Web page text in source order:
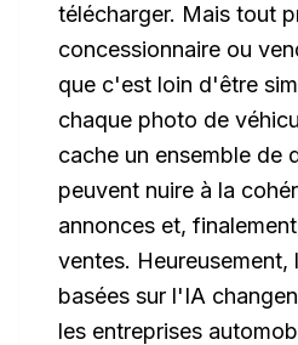
télécharger. Mais tout
concessionnaire ou
que c'est loin d'être
chaque photo de
cache un ensemble de
peuvent nuire à la
annonces et,
ventes. Heureusement,
basées sur l'IA
les entreprises